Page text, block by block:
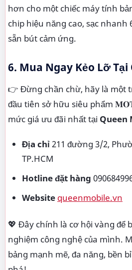
hơn cho một chiếc máy tính
chip hiệu năng cao, sạc nhanh
sẵn bút cảm ứng.
6. Mua Ngay Kẻo Lỡ
👉 Đừng chần chừ, hãy là một
đầu tiên sở hữu siêu phẩm
mức giá ưu đãi nhất tại Queen
Địa chỉ211 đường 3/2,
TP.HCM
Hotline đặt hàng
Website queenmobile.vn
💖 Đây chính là cơ hội vàng để
nghiệm công nghệ của mình.
bảng mạnh mẽ, đa năng, bền